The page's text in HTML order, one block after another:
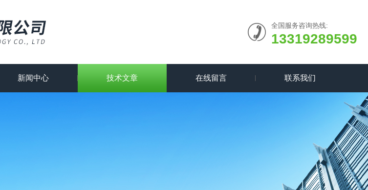
全国服务咨询热线:
13319289599
新闻中心 技术文章 在线留言 联系我们